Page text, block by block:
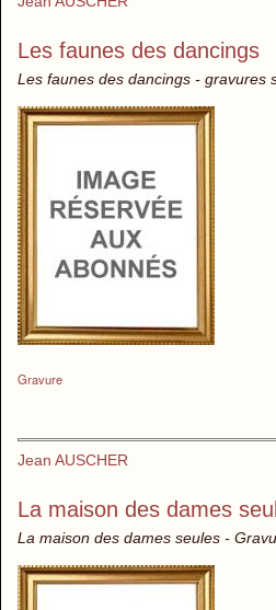
Les faunes des dancings
Les faunes des dancings - gravures
Gravure
Jean AUSCHER
La maison des dames
La maison des dames seules -